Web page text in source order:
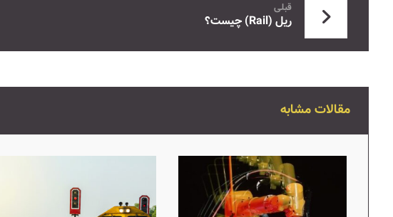
قبلی
ریل (Rail) چیست؟
مقالات مشابه